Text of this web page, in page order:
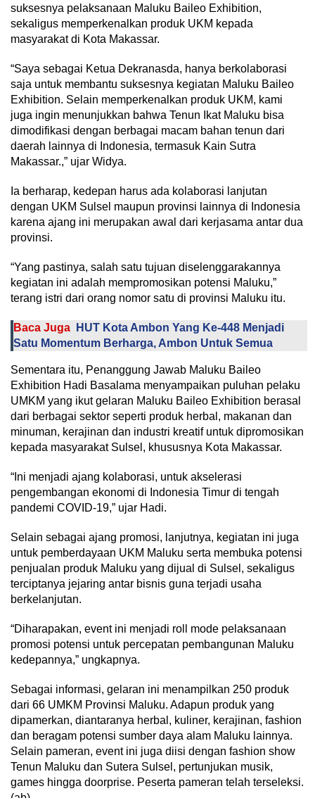
suksesnya pelaksanaan Maluku Baileo Exhibition,
sekaligus memperkenalkan produk UKM kepada
masyarakat di Kota Makassar.
“Saya sebagai Ketua Dekranasda, hanya berkolaborasi
saja untuk membantu suksesnya kegiatan Maluku Baileo
Exhibition. Selain memperkenalkan produk UKM, kami
juga ingin menunjukkan bahwa Tenun Ikat Maluku bisa
dimodifikasi dengan berbagai macam bahan tenun dari
daerah lainnya di Indonesia, termasuk Kain Sutra
Makassar.,” ujar Widya.
Ia berharap, kedepan harus ada kolaborasi lanjutan
dengan UKM Sulsel maupun provinsi lainnya di Indonesia
karena ajang ini merupakan awal dari kerjasama antar dua
provinsi.
“Yang pastinya, salah satu tujuan diselenggarakannya
kegiatan ini adalah mempromosikan potensi Maluku,”
terang istri dari orang nomor satu di provinsi Maluku itu.
Baca Juga
HUT Kota Ambon Yang Ke-448 Menjadi
Satu Momentum Berharga, Ambon Untuk Semua
Sementara itu, Penanggung Jawab Maluku Baileo
Exhibition Hadi Basalama menyampaikan puluhan pelaku
UMKM yang ikut gelaran Maluku Baileo Exhibition berasal
dari berbagai sektor seperti produk herbal, makanan dan
minuman, kerajinan dan industri kreatif untuk dipromosikan
kepada masyarakat Sulsel, khususnya Kota Makassar.
“Ini menjadi ajang kolaborasi, untuk akselerasi
pengembangan ekonomi di Indonesia Timur di tengah
pandemi COVID-19,” ujar Hadi.
Selain sebagai ajang promosi, lanjutnya, kegiatan ini juga
untuk pemberdayaan UKM Maluku serta membuka potensi
penjualan produk Maluku yang dijual di Sulsel, sekaligus
terciptanya jejaring antar bisnis guna terjadi usaha
berkelanjutan.
“Diharapakan, event ini menjadi roll mode pelaksanaan
promosi potensi untuk percepatan pembangunan Maluku
kedepannya,” ungkapnya.
Sebagai informasi, gelaran ini menampilkan 250 produk
dari 66 UMKM Provinsi Maluku. Adapun produk yang
dipamerkan, diantaranya herbal, kuliner, kerajinan, fashion
dan beragam potensi sumber daya alam Maluku lainnya.
Selain pameran, event ini juga diisi dengan fashion show
Tenun Maluku dan Sutera Sulsel, pertunjukan musik,
games hingga doorprise. Peserta pameran telah terseleksi.